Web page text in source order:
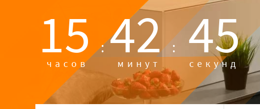
15 :
часов 42 :
минут 44
секунд